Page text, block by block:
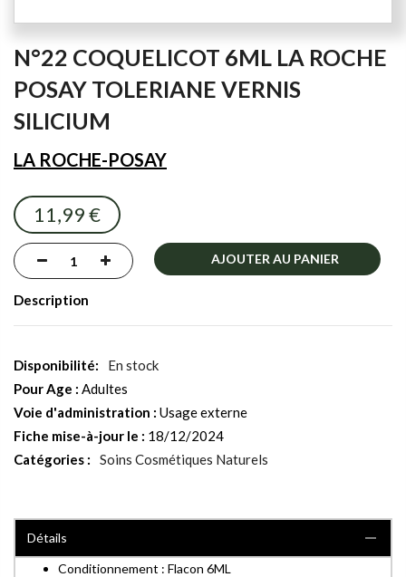
to
beginning
of
images
N°22 COQUELICOT 6ML LA ROCHE
POSAY TOLERIANE VERNIS
SILICIUM
LA ROCHE-POSAY
11,99 €
AJOUTER AU PANIER
Description
En stock
Pour Age : Adultes
Voie d'administration : Usage externe
Fiche mise-à-jour le : 18/12/2024
Catégories :
Soins Cosmétiques Naturels
Détails
Conditionnement : Flacon 6ML